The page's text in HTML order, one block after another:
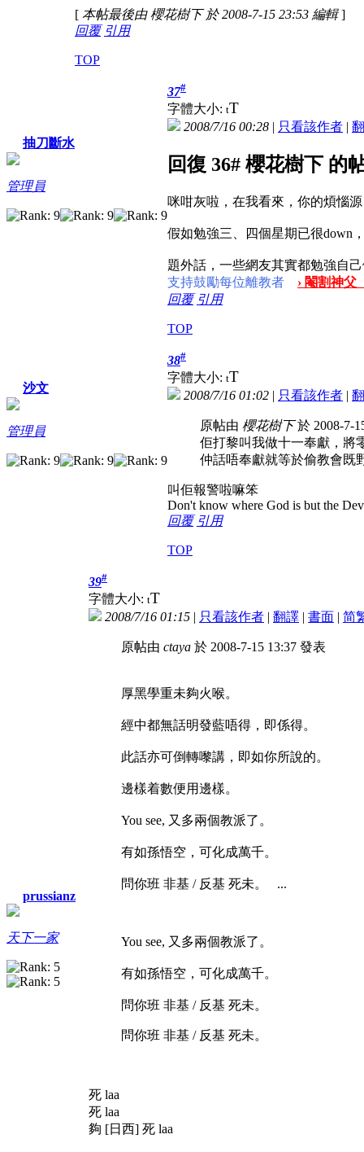
[ 本帖最後由 櫻花樹下 於 2008-7-15 23:53 編輯]
回覆 引用
TOP
抽刀斷水
管理員
37#
字體大小: tT
2008/7/16 00:28 | 只看該作者 |
回復 36# 櫻花樹下 的
咪咁灰啦，在我看來，你的煩惱
假如勉強三、四個星期已很down
題外話，一些網友其實都勉強自
支持鼓勵每位離教者
› 閹割神
回覆 引用
TOP
沙文
管理員
38#
字體大小: tT
2008/7/16 01:02 | 只看該作者 |
原帖由 櫻花樹下於 2008-7-
佢打黎叫我做十一奉獻，將
仲話唔奉獻就等於偷教會既
叫佢報警啦嘛笨
Don't know where God is but the
回覆 引用
TOP
prussianz
天下一家
39#
字體大小: tT
2008/7/16 01:15 | 只看該作者 | 翻譯 | 書面 | 简
原帖由 ctaya 於 2008-7-15 13:37 發表
厚黑學重未夠火喉。
經中都無話明發藍唔得，即係得。
此話亦可倒轉嚟講，即如你所說的。
邊樣着數便用邊樣。
You see, 又多兩個教派了。
有如孫悟空，可化成萬千。
問你班 非基 / 反基 死未。 ...
You see, 又多兩個教派了。
有如孫悟空，可化成萬千。
問你班 非基 / 反基 死未。
問你班 非基 / 反基 死未。
死 laa
死 laa
夠 [日西] 死 laa